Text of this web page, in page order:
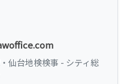
仙台地検検事 - シティ総